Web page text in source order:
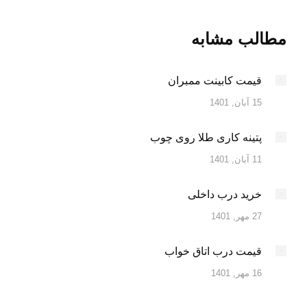
مطالب مشابه
قیمت کابینت ممبران
15 آبان, 1401
پتینه کاری طلا روی چوب
11 آبان, 1401
خرید درب داخلی
27 مهر, 1401
قیمت درب اتاق خواب
16 مهر, 1401